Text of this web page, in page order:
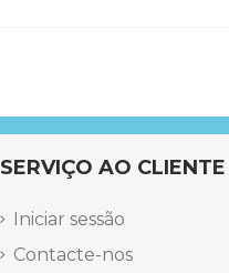
SERVIÇO AO CLIENTE
Iniciar sessão
Contacte-nos